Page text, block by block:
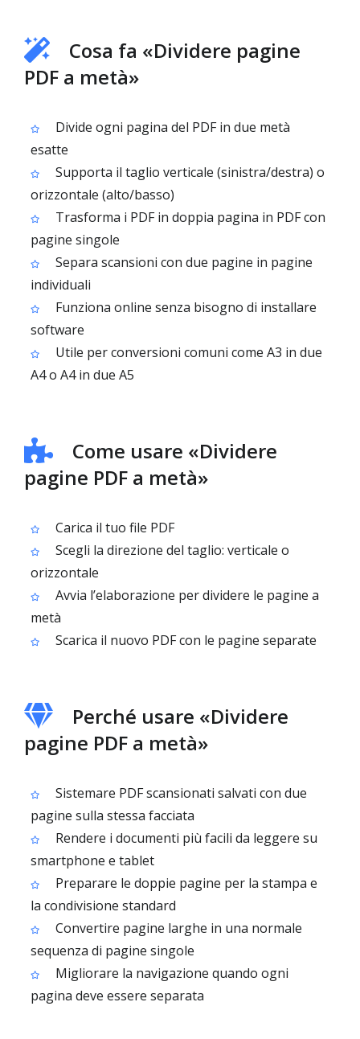
Cosa fa «Dividere pagine
PDF a metà»
Divide ogni pagina del PDF in due metà
esatte
Supporta il taglio verticale (sinistra/destra) o
orizzontale (alto/basso)
Trasforma i PDF in doppia pagina in PDF con
pagine singole
Separa scansioni con due pagine in pagine
individuali
Funziona online senza bisogno di installare
software
Utile per conversioni comuni come A3 in due
A4 o A4 in due A5
Come usare «Dividere
pagine PDF a metà»
Carica il tuo file PDF
Scegli la direzione del taglio: verticale o
orizzontale
Avvia l’elaborazione per dividere le pagine a
metà
Scarica il nuovo PDF con le pagine separate
Perché usare «Dividere
pagine PDF a metà»
Sistemare PDF scansionati salvati con due
pagine sulla stessa facciata
Rendere i documenti più facili da leggere su
smartphone e tablet
Preparare le doppie pagine per la stampa e
la condivisione standard
Convertire pagine larghe in una normale
sequenza di pagine singole
Migliorare la navigazione quando ogni
pagina deve essere separata